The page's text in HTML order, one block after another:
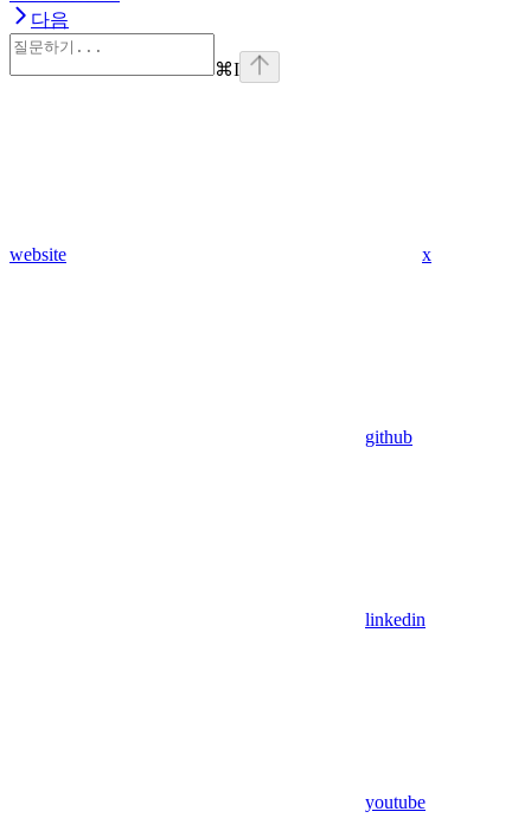
다음
⌘I
website x
github
linkedin
youtube